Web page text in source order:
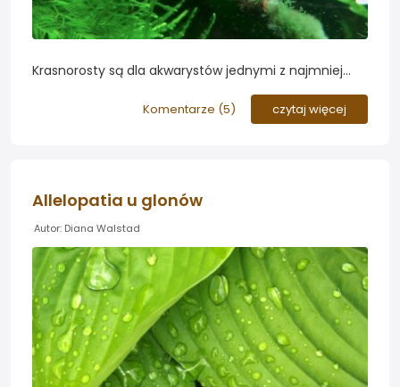
Krasnorosty są dla akwarystów jednymi z najmniej
zepsuć nawet najbardziej wypieszczoną aranżacją -
uszkadzając przy tym rośliny. Jest na nie jednak dobry
Komentarze (5) czytaj więcej
Allelopatia u glonów
Autor: Diana Walstad